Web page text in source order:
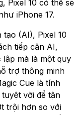
Pixel 10 có thể sẽ
iPhone 17.
(AI), Pixel 10
tiếp cận AI,
mà là một quy
trợ thông minh
Cue là tính
vời để tận
trội hơn so với